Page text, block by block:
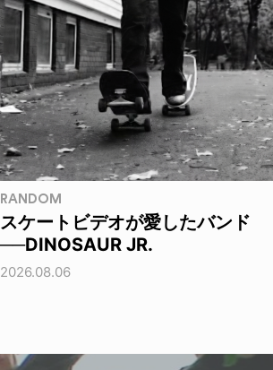
RANDOM
スケートビデオが愛したバンド
──DINOSAUR JR.
2026.08.06